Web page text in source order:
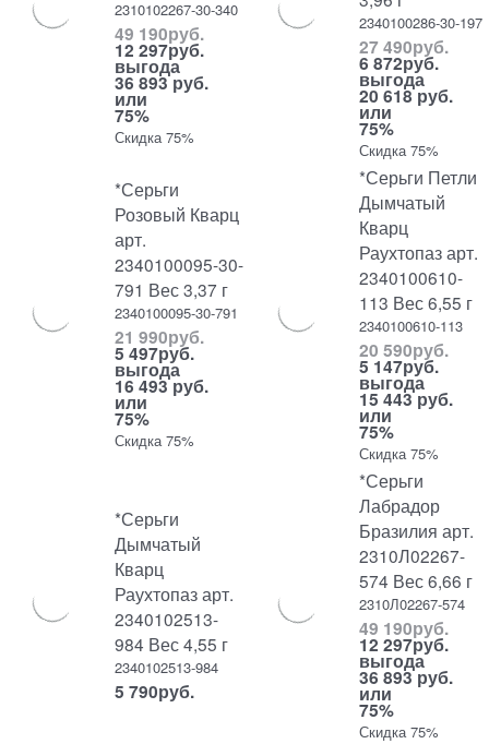
2310102267-30-340
49 190руб.
12 297руб.
выгода
36 893 руб.
или
75%
Скидка 75%
2340100286-30-197
27 490руб.
6 872руб.
выгода
20 618 руб.
или
75%
Скидка 75%
*Серьги
Розовый Кварц
арт.
2340100095-30-
791 Вес 3,37 г
2340100095-30-791
21 990руб.
5 497руб.
выгода
16 493 руб.
или
75%
Скидка 75%
*Серьги Петли
Дымчатый
Кварц
Раухтопаз арт.
2340100610-
113 Вес 6,55 г
2340100610-113
20 590руб.
5 147руб.
выгода
15 443 руб.
или
75%
Скидка 75%
*Серьги
Дымчатый
Кварц
Раухтопаз арт.
2340102513-
984 Вес 4,55 г
2340102513-984
5 790руб.
*Серьги
Лабрадор
Бразилия арт.
2310Л02267-
574 Вес 6,66 г
2310Л02267-574
49 190руб.
12 297руб.
выгода
36 893 руб.
или
75%
Скидка 75%